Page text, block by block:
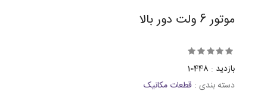
موتور 6 ولت دور بالا
بازدید : 10448
دسته بندی : قطعات مکانیک